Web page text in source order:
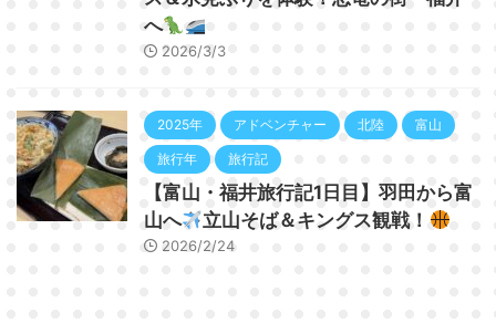
へ
2026/3/3
2025年 アドベンチャー 北陸 富山
旅行年 旅行記
【富山・福井旅行記1日目】羽田から富
山へ
立山そば＆キングス観戦！
2026/2/24